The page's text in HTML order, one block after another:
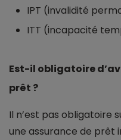
IPT (invalidité
ITT (incapacité
Est-il obligatoire
prêt ?
Il n’est pas obligatoire
une assurance de prêt